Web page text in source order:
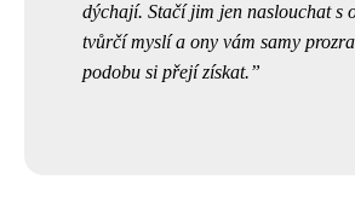
dýchají. Stačí jim jen naslouchat s
tvůrčí myslí a ony vám samy
podobu si přejí získat.